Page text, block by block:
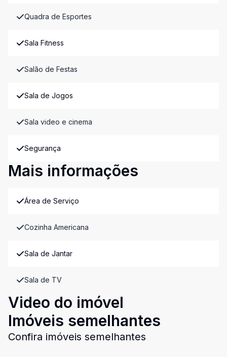
Quadra de Esportes
Sala Fitness
Salão de Festas
Sala de Jogos
Sala video e cinema
Segurança
Mais informações
Área de Serviço
Cozinha Americana
Sala de Jantar
Sala de TV
Video do imóvel
Imóveis semelhantes
Confira imóveis semelhantes